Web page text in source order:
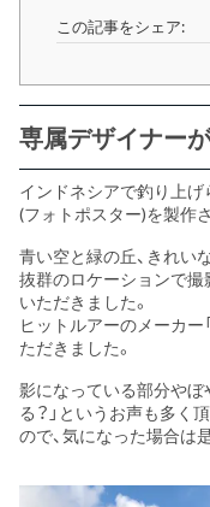
この記事をシェア:
専属デザイナー
インドネシアで釣り上
(フォトポスター)を製作
青い空と緑の丘、きれい
抜群のロケーションで撮
いただきました。
ヒットルアーのメーカー
ただきました。
影になっている部分やぼ
る？」というお声も多く
ので、気になった場合は